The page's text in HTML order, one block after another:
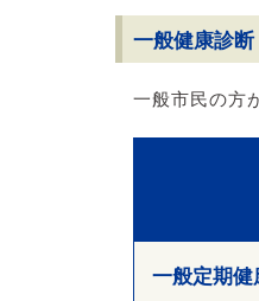
一般健康診断
一般市民の方
一般定期健